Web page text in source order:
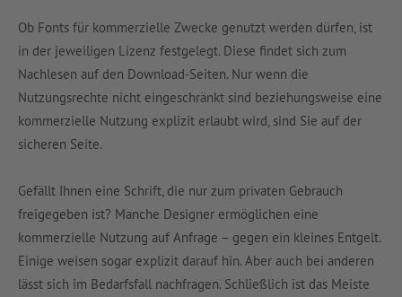
Ob Fonts für kommerzielle Zwecke genutzt werden dürfen, ist
in der jeweiligen Lizenz festgelegt. Diese findet sich zum
Nachlesen auf den Download-Seiten. Nur wenn die
Nutzungsrechte nicht eingeschränkt sind beziehungsweise eine
kommerzielle Nutzung explizit erlaubt wird, sind Sie auf der
sicheren Seite.
Gefällt Ihnen eine Schrift, die nur zum privaten Gebrauch
freigegeben ist? Manche Designer ermöglichen eine
kommerzielle Nutzung auf Anfrage – gegen ein kleines Entgelt.
Einige weisen sogar explizit darauf hin. Aber auch bei anderen
lässt sich im Bedarfsfall nachfragen. Schließlich ist das Meiste